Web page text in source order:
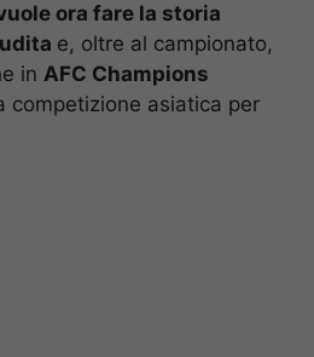
ora fare la storia
e, oltre al campionato,
in AFC Champions
competizione asiatica per